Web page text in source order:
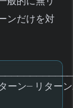
ンだけを対
タ ーン– リ タ ーン
−−−−−−−−−−